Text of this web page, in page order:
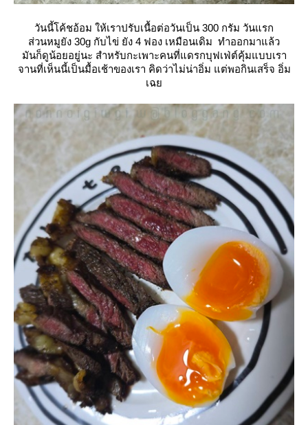
วันนี้โค้ชอ้อม ให้เราปรับเนื้อต่อวันเป็น 300 กรัม วันแรก
ส่วนหมูยัง 30g กับไข่ ยัง 4 ฟอง เหมือนเดิม ทำออกมาแล้ว
มันก็ดูน้อยอยู่นะ สำหรับกะเพาะคนที่แดรกบุฟเฟ่ต์คุ้มแบบเรา
จานที่เห็นนี้เป็นมื้อเช้าของเรา คิดว่าไม่น่าอิ่ม แต่พอกินเสร็จ อิ่ม
เฉ